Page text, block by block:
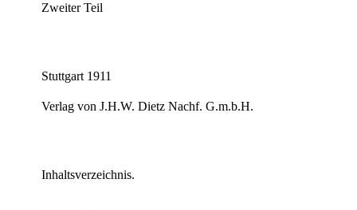
Zweiter Teil
Stuttgart 1911
Verlag von J.H.W. Dietz Nachf. G.m.b.H.
Inhaltsverzeichnis.